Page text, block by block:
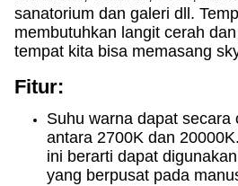
sanatorium dan galeri dll.
membutuhkan langit cerah
tempat kita bisa memasang
Fitur:
Suhu warna dapat secara
antara 2700K dan
ini berarti dapat
yang berpusat pada